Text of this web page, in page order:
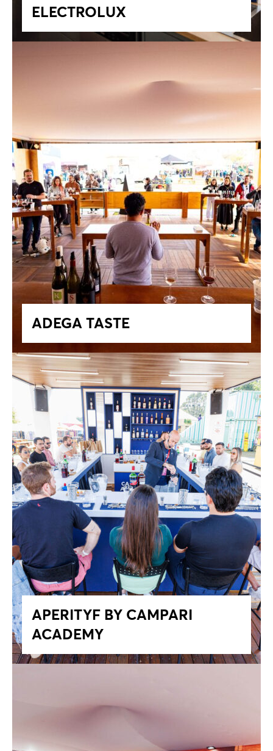
ELECTROLUX
ADEGA TASTE
APERITYF BY CAMPARI
ACADEMY